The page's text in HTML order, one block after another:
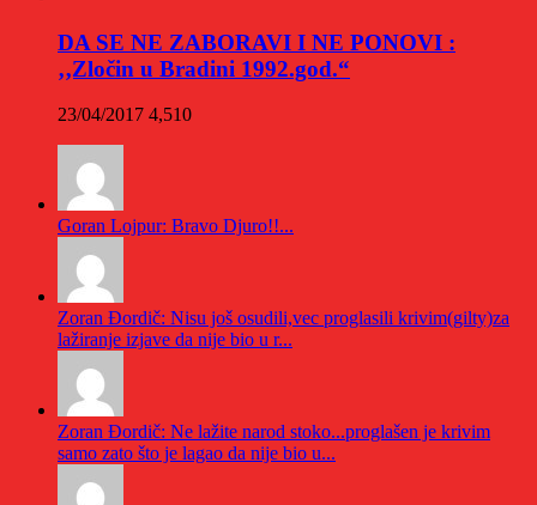
DA SE NE ZABORAVI I NE PONOVI :
‚‚Zločin u Bradini 1992.god.“
23/04/2017 4,510
Goran Lojpur: Bravo Djuro!!...
Zoran Đordič: Nisu još osudili,vec proglasili krivim(gilty)za
lažiranje izjave da nije bio u r...
Zoran Đordič: Ne lažite narod stoko...proglašen je krivim
samo zato što je lagao da nije bio u...